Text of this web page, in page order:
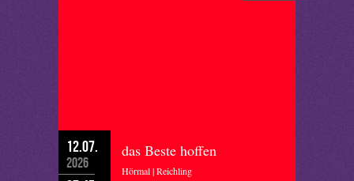
12.07.
2026
das Beste hoffen
Hörmal | Reichling